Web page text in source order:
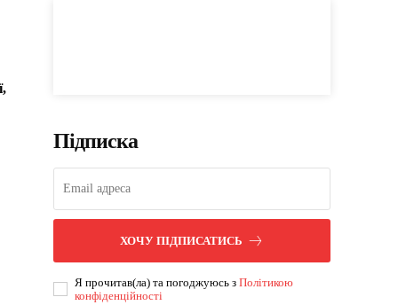
Підписка
ХОЧУ ПІДПИСАТИСЬ
Я прочитав(ла) та погоджуюсь зПолітикою
конфіденційності